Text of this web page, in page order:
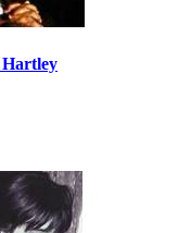
Hartley